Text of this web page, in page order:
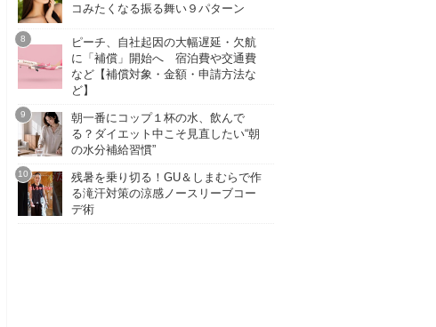
コみたくなる振る舞い９パターン
ピーチ、自社起因の大幅遅延・欠航
に「補償」開始へ 宿泊費や交通費
など【補償対象・金額・申請方法な
ど】
朝一番にコップ１杯の水、飲んで
る？ダイエット中こそ見直したい“朝
の水分補給習慣”
残暑を乗り切る！GU＆しまむらで作
る滝汗対策の涼感ノースリーブコー
デ術